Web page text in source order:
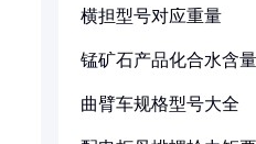
横担型号对应重量
锰矿石产品化合水含量
曲臂车规格型号大全